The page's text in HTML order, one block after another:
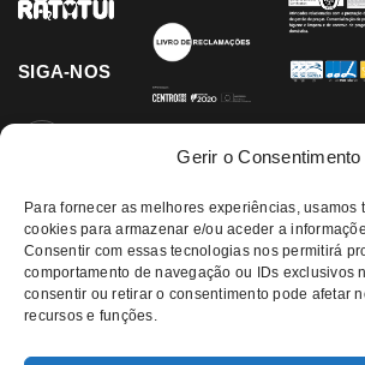
Gerir o Consentimento
Para fornecer as melhores experiências, usamos
cookies para armazenar e/ou aceder a
Consentir com essas tecnologias nos permitirá
comportamento de navegação ou IDs exclusivos
consentir ou retirar o consentimento pode afetar
recursos e funções.
SIGA-NOS